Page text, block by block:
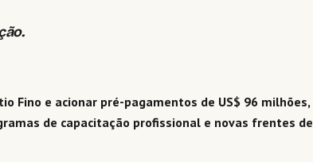
Fino e acionar pré-pagamentos de US$ 96 milhões,
de capacitação profissional e novas frentes de